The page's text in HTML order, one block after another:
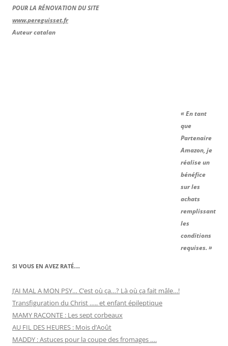
POUR LA RÉNOVATION DU SITE
www.pereguisset.fr
Auteur catalan
« En tant
que
Partenaire
Amazon, je
réalise un
bénéfice
sur les
achats
remplissant
les
conditions
requises. »
SI VOUS EN AVEZ RATÉ….
J’AI MAL A MON PSY… C’est où ça…? Là où ça fait mâle…!
Transfiguration du Christ ….. et enfant épileptique
MAMY RACONTE : Les sept corbeaux
AU FIL DES HEURES : Mois d’Août
MADDY : Astuces pour la coupe des fromages ….